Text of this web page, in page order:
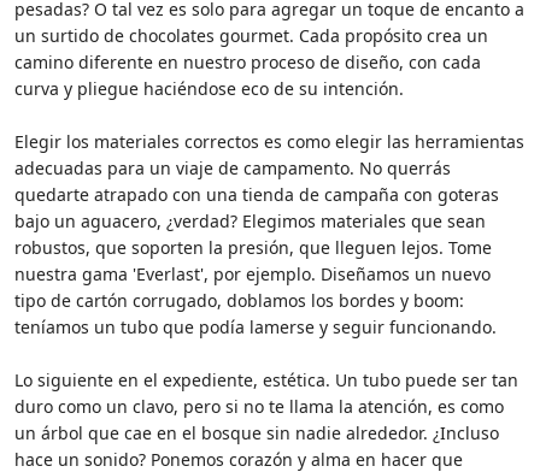
pesadas? O tal vez es solo para agregar un toque de encanto a
un surtido de chocolates gourmet. Cada propósito crea un
camino diferente en nuestro proceso de diseño, con cada
curva y pliegue haciéndose eco de su intención.
Elegir los materiales correctos es como elegir las herramientas
adecuadas para un viaje de campamento. No querrás
quedarte atrapado con una tienda de campaña con goteras
bajo un aguacero, ¿verdad? Elegimos materiales que sean
robustos, que soporten la presión, que lleguen lejos. Tome
nuestra gama 'Everlast', por ejemplo. Diseñamos un nuevo
tipo de cartón corrugado, doblamos los bordes y boom:
teníamos un tubo que podía lamerse y seguir funcionando.
Lo siguiente en el expediente, estética. Un tubo puede ser tan
duro como un clavo, pero si no te llama la atención, es como
un árbol que cae en el bosque sin nadie alrededor. ¿Incluso
hace un sonido? Ponemos corazón y alma en hacer que